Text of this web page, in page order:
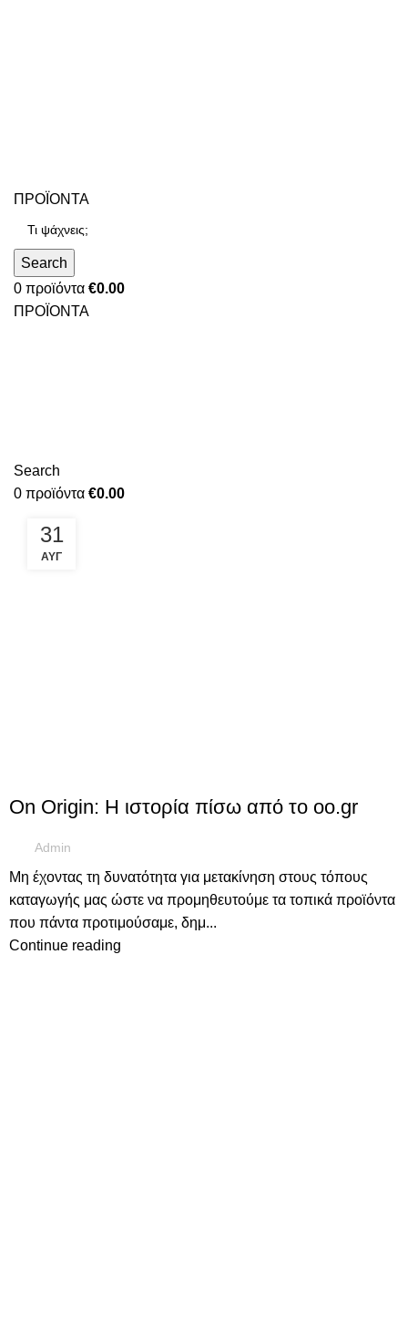
ΠΡΟΪΟΝΤΑ
Search
0 προϊόντα €0.00
ΠΡΟΪΟΝΤΑ
Search
0 προϊόντα €0.00
31
ΑΥΓ
On Origin: Η ιστορία πίσω από το oo.gr
Admin
Μη έχοντας τη δυνατότητα για μετακίνηση στους τόπους
καταγωγής μας ώστε να προμηθευτούμε τα τοπικά προϊόντα
που πάντα προτιμούσαμε, δημ...
Continue reading